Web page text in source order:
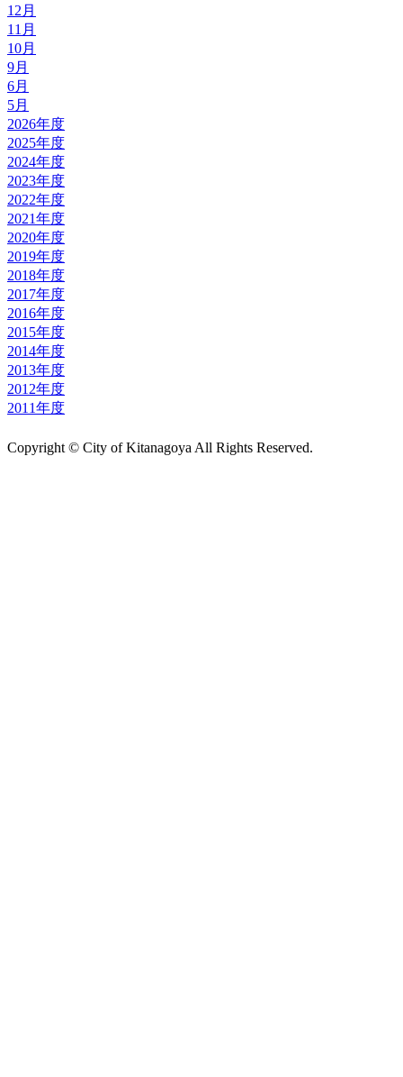
12月
11月
10月
9月
6月
5月
2026年度
2025年度
2024年度
2023年度
2022年度
2021年度
2020年度
2019年度
2018年度
2017年度
2016年度
2015年度
2014年度
2013年度
2012年度
2011年度
Copyright © City of Kitanagoya All Rights Reserved.